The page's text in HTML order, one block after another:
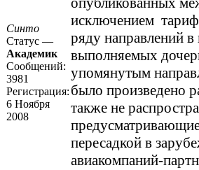
Синто
Статус —
Академик
Сообщений:
3981
Регистрация:
6 Ноября
2008
исключением
ряду направлений
выполняемых
упомянутым
было произведено
также не
пересадкой в
авиакомпаний-